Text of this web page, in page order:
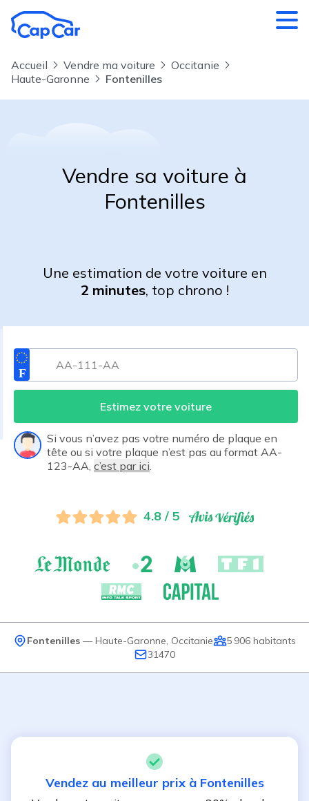
Accueil Vendre ma voiture
Occitanie
Haute-Garonne
Fontenilles
Vendre sa voiture à
Fontenilles
Une estimation de votre voiture en
2 minutes, top chrono !
Estimez votre voiture
Si vous n’avez pas votre numéro de plaque en
tête ou si votre plaque n’est pas au format AA-
123-AA, c’est par ici
4.8 / 5
Fontenilles — Haute-Garonne Occitanie 5 906 habitants
31470
Vendez au meilleur prix à Fontenilles